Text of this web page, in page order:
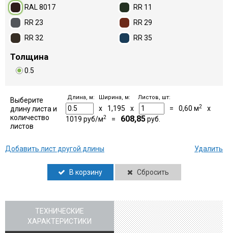
RAL 8017
RR 11
RR 23
RR 29
RR 32
RR 35
Толщина
0.5
Выберите
длину листа и
количество
листов
Длина, м:
x 1,195
Ширина, м:
x
Листов, шт:
= 0,60 м2
x
1019 руб/м2 = 608,85руб.
Добавить лист другой длины Удалить
В корзину Сбросить
ТЕХНИЧЕСКИЕ
ХАРАКТЕРИСТИКИ